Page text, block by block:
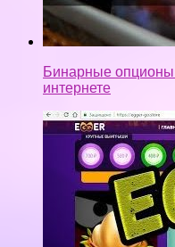
Бинарные
интернете